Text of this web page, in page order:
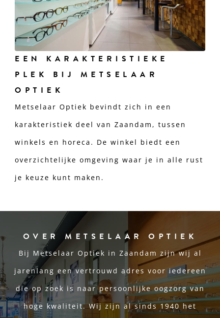
EEN KARAKTERISTIEKE
PLEK BIJ METSELAAR
OPTIEK
Metselaar Optiek bevindt zich in een
karakteristiek deel van Zaandam, tussen
winkels en horeca. De winkel biedt een
overzichtelijke omgeving waar je in alle rust
je keuze kunt maken.
OVER METSELAAR OPTIEK
Bij Metselaar Optiek in Zaandam zijn wij al
jarenlang een vertrouwd adres voor iedereen
die op zoek is naar persoonlijke oogzorg van
hoge kwaliteit. Wij zijn al sinds 1940 het